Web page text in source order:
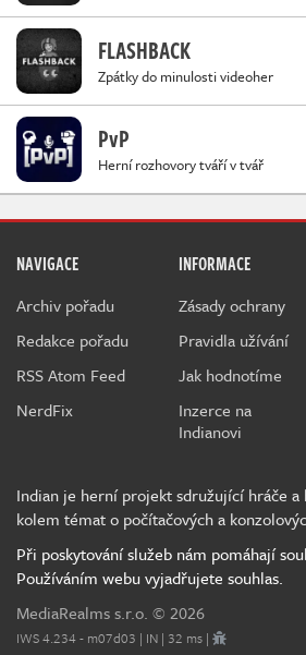
FLASHBACK
Zpátky do minulosti videoher
PvP
Herní rozhovory tváří v tvář
NAVIGACE
Archiv pořadu
Redakce pořadu
RSS Atom Feed
NerdFix
INFORMACE
Zásady ochrany
Pravidla užívání
Jak hodnotíme
Inzerce na
Indianovi
Indian je herní projekt sdružující hráče a
kolem témat o počítačových a
Při poskytování služeb nám pomáhají
Používáním webu vyjadřujete souhlas.
MediaRealms s.r.o. © 2026
IWS 4.234 - m07d03 | IN | 32 ms |